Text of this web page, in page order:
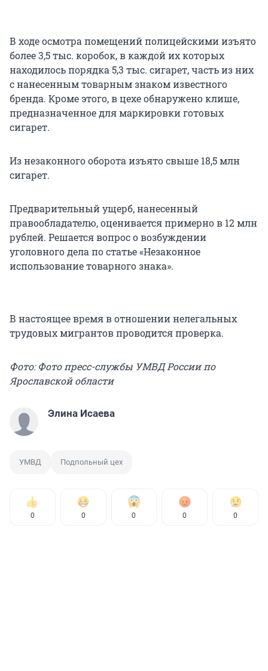
В ходе осмотра помещений полицейскими изъято
более 3,5 тыс. коробок, в каждой их которых
находилось порядка 5,3 тыс. сигарет, часть из них
с нанесенным товарным знаком известного
бренда. Кроме этого, в цехе обнаружено клише,
предназначенное для маркировки готовых
сигарет.
Из незаконного оборота изъято свыше 18,5 млн
сигарет.
Предварительный ущерб, нанесенный
правообладателю, оценивается примерно в 12 млн
рублей. Решается вопрос о возбуждении
уголовного дела по статье «Незаконное
использование товарного знака».
В настоящее время в отношении нелегальных
трудовых мигрантов проводится проверка.
Фото: Фото пресс-службы УМВД России по
Ярославской области
Элина Исаева
УМВД Подпольный цех
0 0 0 0 0